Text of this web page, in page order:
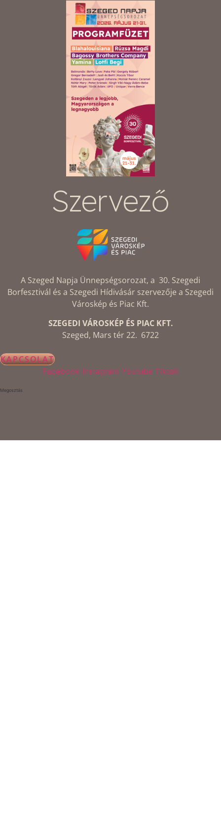
Szervező
A Szeged Napja Ünnepségsorozat, a 30. Szegedi
Borfesztivál és a Szegedi Hídivásár szervezője a Szegedi
Városkép és Piac Kft.
SZEGEDI VÁROSKÉP ÉS PIAC KFT.
Szeged, Mars tér 22. 6722
KAPCSOLAT
Facebook Instagram Youtube Tiktok
Megosztás